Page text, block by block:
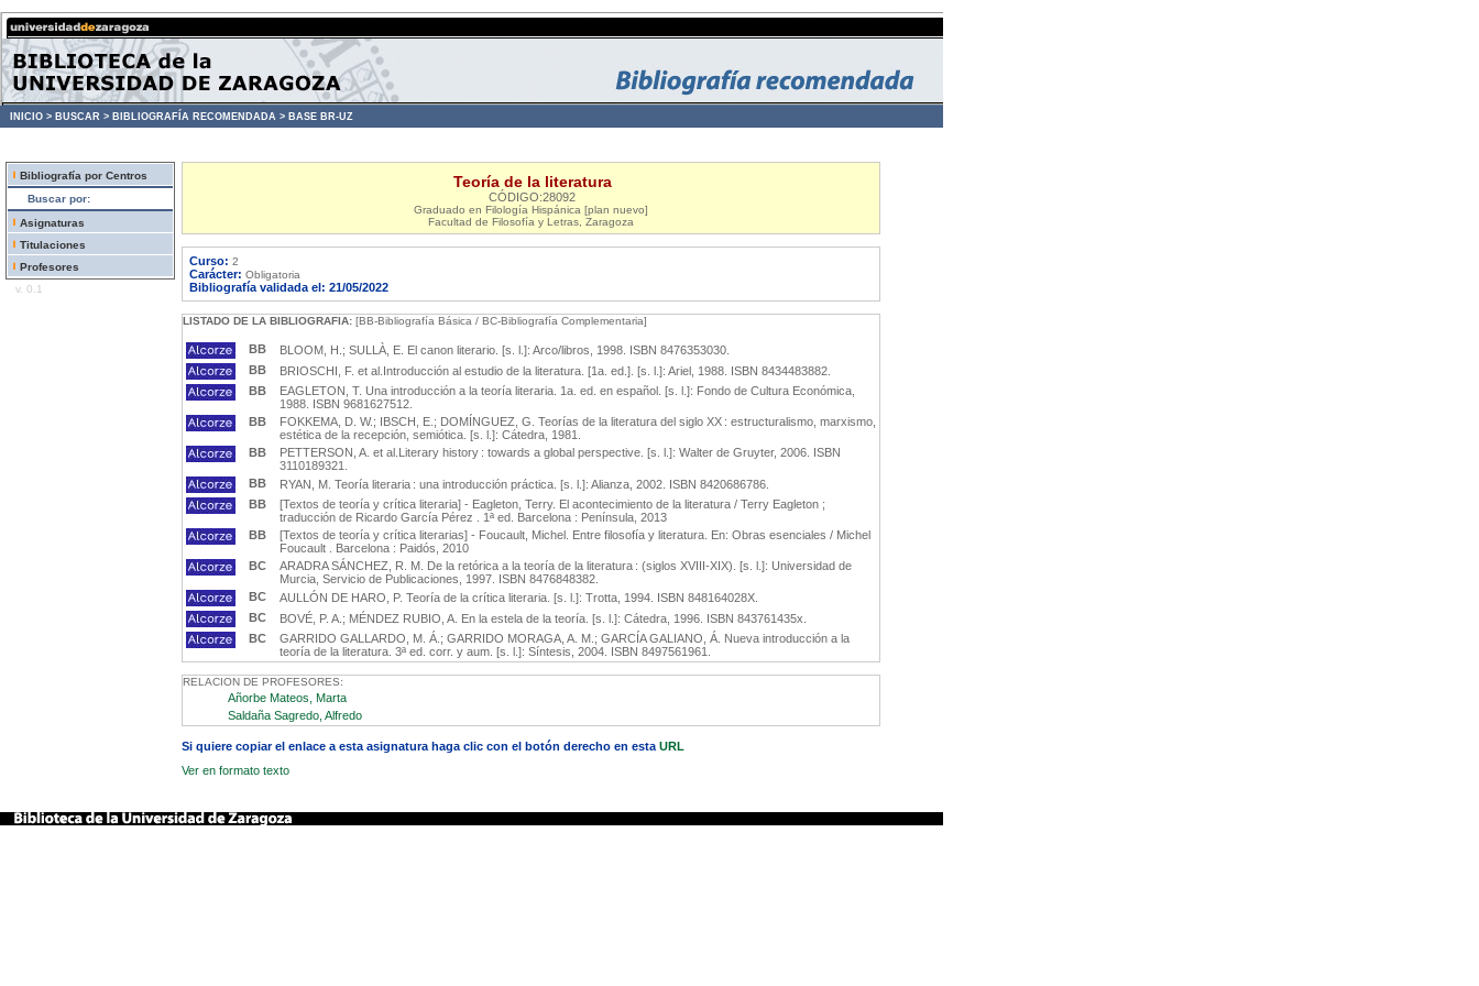
INICIO > BUSCAR > BIBLIOGRAFÍA RECOMENDADA > BASE BR-UZ
Bibliografía por Centros
Buscar por:
Asignaturas
Titulaciones
Profesores
v. 0.1
Teoría de la literatura
CÓDIGO:28092
Graduado en Filología Hispánica [plan nuevo]
Facultad de Filosofía y Letras, Zaragoza
Curso: 2
Carácter: Obligatoria
Bibliografía validada el: 21/05/2022
LISTADO DE LA BIBLIOGRAFIA: [BB-Bibliografía Básica / BC-Bibliografía Complementaria]
BB
BLOOM, H.; SULLÀ, E. El canon literario. [s. l.]: Arco/libros, 1998. ISBN 8476353030.
BB
BRIOSCHI, F. et al.Introducción al estudio de la literatura. [1a. ed.]. [s. l.]: Ariel, 1988. ISBN 8434483882.
BB
EAGLETON, T. Una introducción a la teoría literaria. 1a. ed. en español. [s. l.]: Fondo de Cultura Económica,
1988. ISBN 9681627512.
BB
FOKKEMA, D. W.; IBSCH, E.; DOMÍNGUEZ, G. Teorías de la literatura del siglo XX : estructuralismo, marxismo,
estética de la recepción, semiótica. [s. l.]: Cátedra, 1981.
BB
PETTERSON, A. et al.Literary history : towards a global perspective. [s. l.]: Walter de Gruyter, 2006. ISBN
3110189321.
BB
RYAN, M. Teoría literaria : una introducción práctica. [s. l.]: Alianza, 2002. ISBN 8420686786.
BB
[Textos de teoría y crítica literaria] - Eagleton, Terry. El acontecimiento de la literatura / Terry Eagleton ;
traducción de Ricardo García Pérez . 1ª ed. Barcelona : Península, 2013
BB
[Textos de teoría y crítica literarias] - Foucault, Michel. Entre filosofía y literatura. En: Obras esenciales / Michel
Foucault . Barcelona : Paidós, 2010
BC
ARADRA SÁNCHEZ, R. M. De la retórica a la teoría de la literatura : (siglos XVIII-XIX). [s. l.]: Universidad de
Murcia, Servicio de Publicaciones, 1997. ISBN 8476848382.
BC
AULLÓN DE HARO, P. Teoría de la crítica literaria. [s. l.]: Trotta, 1994. ISBN 848164028X.
BC
BOVÉ, P. A.; MÉNDEZ RUBIO, A. En la estela de la teoría. [s. l.]: Cátedra, 1996. ISBN 843761435x.
BC
GARRIDO GALLARDO, M. Á.; GARRIDO MORAGA, A. M.; GARCÍA GALIANO, Á. Nueva introducción a la
teoría de la literatura. 3ª ed. corr. y aum. [s. l.]: Síntesis, 2004. ISBN 8497561961.
RELACION DE PROFESORES:
Añorbe Mateos, Marta
Saldaña Sagredo, Alfredo
Si quiere copiar el enlace a esta asignatura haga clic con el botón derecho en esta URL
Ver en formato texto